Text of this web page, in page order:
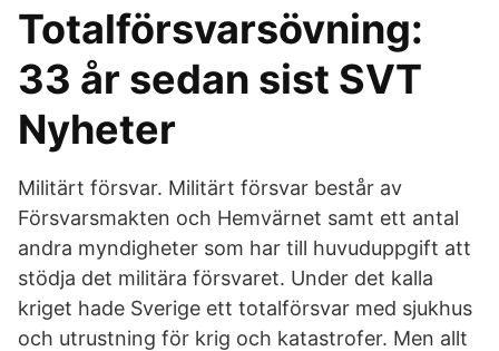
Totalförsvarsövning:
33 år sedan sist SVT
Nyheter
Militärt försvar. Militärt försvar består av
Försvarsmakten och Hemvärnet samt ett antal
andra myndigheter som har till huvuduppgift att
stödja det militära försvaret. Under det kalla
kriget hade Sverige ett totalförsvar med sjukhus
och utrustning för krig och katastrofer. Men allt